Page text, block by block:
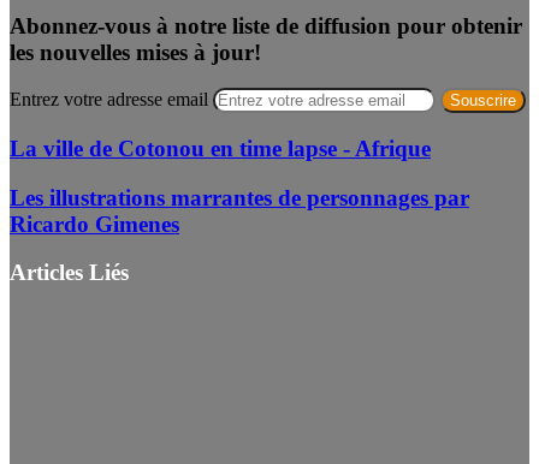
Abonnez-vous à notre liste de diffusion pour obtenir
les nouvelles mises à jour!
Entrez votre adresse email
La ville de Cotonou en time lapse - Afrique
Les illustrations marrantes de personnages par
Ricardo Gimenes
Articles Liés